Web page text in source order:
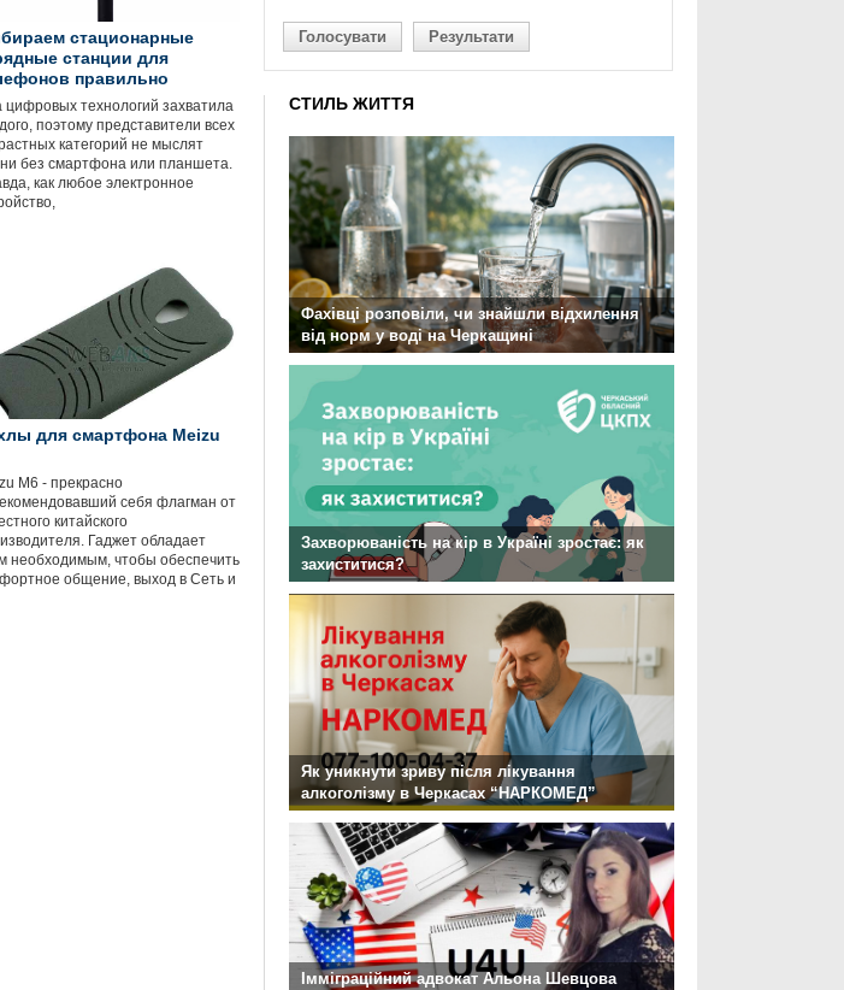
стационарные
станции для
правильно
цифровых технологий захватила
поэтому представители всех
категорий не мыслят
без смартфона или планшета.
как любое электронное
для смартфона Meizu
M6 - прекрасно
себя флагман от
китайского
Гаджет обладает
необходимым, чтобы обеспечить
общение, выход в Сеть и
Голосувати Результати
СТИЛЬ ЖИТТЯ
Фахівці розповіли, чи знайшли відхилення
від норм у воді на Черкащині
Захворюваність на кір в Україні зростає: як
захиститися?
Як уникнути зриву після лікування
алкоголізму в Черкасах “НАРКОМЕД”
Імміграційний адвокат Альона Шевцова